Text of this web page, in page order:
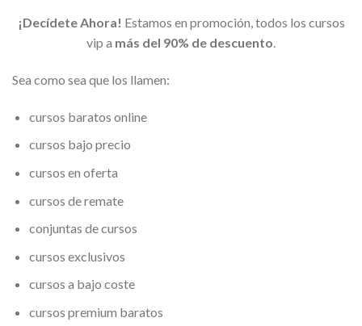
¡Decídete Ahora! Estamos en promoción, todos los cursos
vip a más del 90% de descuento.
Sea como sea que los llamen:
cursos baratos online
cursos bajo precio
cursos en oferta
cursos de remate
conjuntas de cursos
cursos exclusivos
cursos a bajo coste
cursos premium baratos